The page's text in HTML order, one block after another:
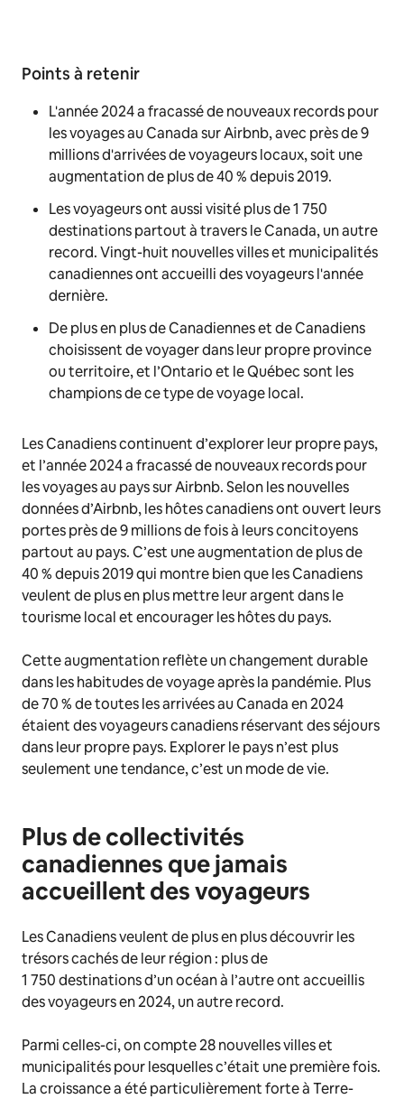
Points à retenir
L'année 2024 a fracassé de nouveaux records pour
les voyages au Canada sur Airbnb, avec près de 9
millions d'arrivées de voyageurs locaux, soit une
augmentation de plus de 40 % depuis 2019.
Les voyageurs ont aussi visité plus de 1 750
destinations partout à travers le Canada, un autre
record. Vingt-huit nouvelles villes et municipalités
canadiennes ont accueilli des voyageurs l'année
dernière.
De plus en plus de Canadiennes et de Canadiens
choisissent de voyager dans leur propre province
ou territoire, et l’Ontario et le Québec sont les
champions de ce type de voyage local.
Les Canadiens continuent d’explorer leur propre pays,
et l’année 2024 a fracassé de nouveaux records pour
les voyages au pays sur Airbnb. Selon les nouvelles
données d’Airbnb, les hôtes canadiens ont ouvert leurs
portes près de 9 millions de fois à leurs concitoyens
partout au pays. C’est une augmentation de plus de
40 % depuis 2019 qui montre bien que les Canadiens
veulent de plus en plus mettre leur argent dans le
tourisme local et encourager les hôtes du pays.
Cette augmentation reflète un changement durable
dans les habitudes de voyage après la pandémie. Plus
de 70 %de toutes les arrivées au Canada en 2024
étaient des voyageurs canadiens réservant des séjours
dans leur propre pays. Explorer le pays n’est plus
seulement une tendance, c’est un mode de vie.
Plus de collectivités
canadiennes que jamais
accueillent des voyageurs
Les Canadiens veulent de plus en plus découvrir les
trésors cachés de leur région : plus de
1 750 destinations d’un océan à l’autre ont accueillis
des voyageurs en 2024, un autre record.
Parmi celles-ci, on compte 28 nouvelles villes et
municipalités pour lesquelles c’était une première fois.
La croissance a été particulièrement forte à Terre-